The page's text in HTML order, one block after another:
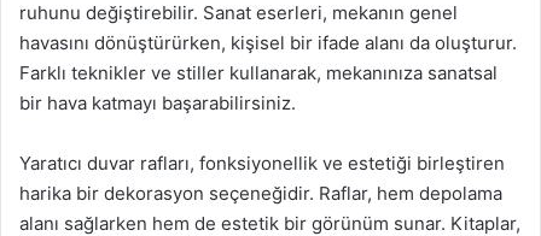
ruhunu değiştirebilir. Sanat eserleri, mekanın genel
havasını dönüştürürken, kişisel bir ifade alanı da oluşturur.
Farklı teknikler ve stiller kullanarak, mekanınıza sanatsal
bir hava katmayı başarabilirsiniz.
Yaratıcı duvar rafları, fonksiyonellik ve estetiği birleştiren
harika bir dekorasyon seçeneğidir. Raflar, hem depolama
alanı sağlarken hem de estetik bir görünüm sunar. Kitaplar,